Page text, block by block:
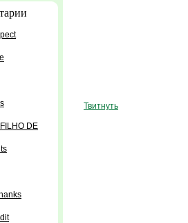
DE
Твитнуть